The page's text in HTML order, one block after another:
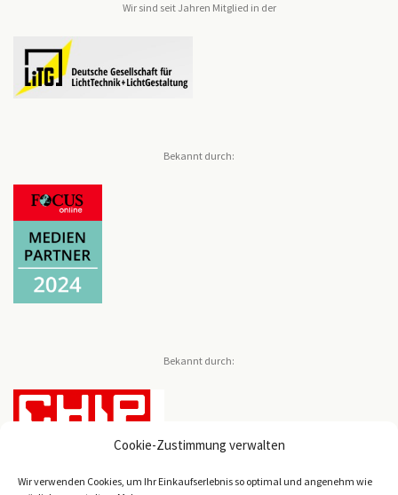
Cookie-Zustimmung verwalten
Wir verwenden Cookies, um Ihr Einkaufserlebnis so optimal und angenehm wie
Wir sind seit Jahren Mitglied in der
Bekannt durch:
Bekannt durch: